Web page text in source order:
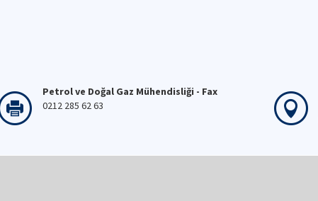
Petrol ve Doğal Gaz Mühendisliği - Fax
0212 285 62 63